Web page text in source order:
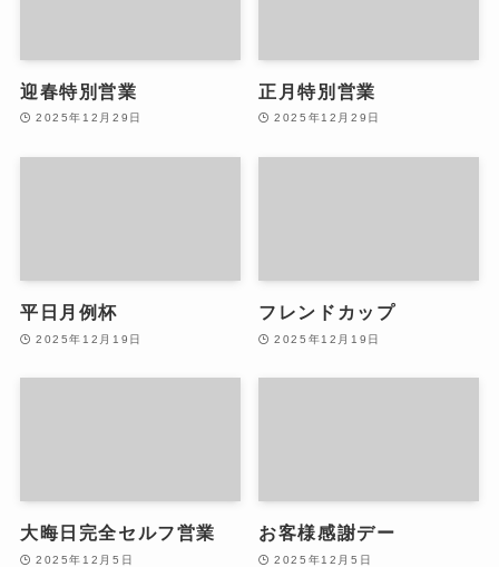
迎春特別営業
2025年12月29日
正月特別営業
2025年12月29日
平日月例杯
2025年12月19日
フレンドカップ
2025年12月19日
大晦日完全セルフ営業
2025年12月5日
お客様感謝デー
2025年12月5日